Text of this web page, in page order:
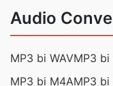
Audio
MP3 bi WAVMP3 bi
MP3 bi M4AMP3 bi